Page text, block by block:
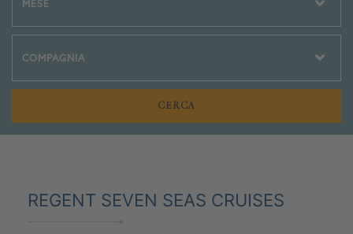
REGENT SEVEN SEAS CRUISES